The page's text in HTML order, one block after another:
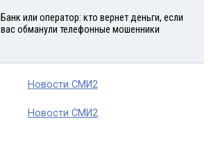
Банк или оператор: кто вернет деньги, если
вас обманули телефонные мошенники
Новости СМИ2
Новости СМИ2